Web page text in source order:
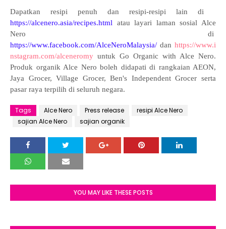
Dapatkan resipi penuh dan resipi-resipi lain di
https://alcenero.asia/recipes.html atau layari laman sosial Alce
Nero di
https://www.facebook.com/AlceNeroMalaysia/ dan https://www.i
nstagram.com/alceneromy untuk Go Organic with Alce Nero.
Produk organik Alce Nero boleh didapati di rangkaian AEON,
Jaya Grocer, Village Grocer, Ben's Independent Grocer serta
pasar raya terpilih di seluruh negara.
Tags Alce Nero Press release
resipi Alce Nero
sajian Alce Nero
sajian organik
YOU MAY LIKE THESE POSTS